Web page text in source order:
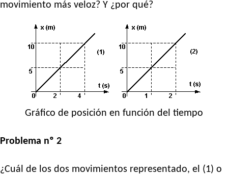
movimiento más veloz? Y ¿por qué?
Gráfico de posición en función del tiempo
Problema nº 2
¿Cuál de los dos movimientos representado, el (1) o